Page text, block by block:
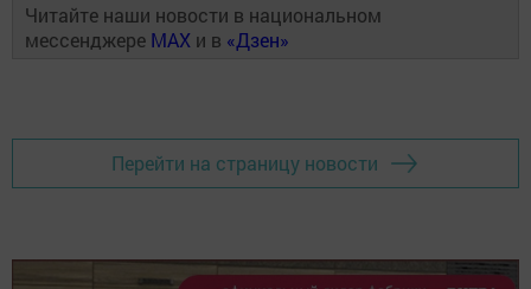
Читайте наши новости в национальном
мессенджере MAX и в «Дзен»
Перейти на страницу новости